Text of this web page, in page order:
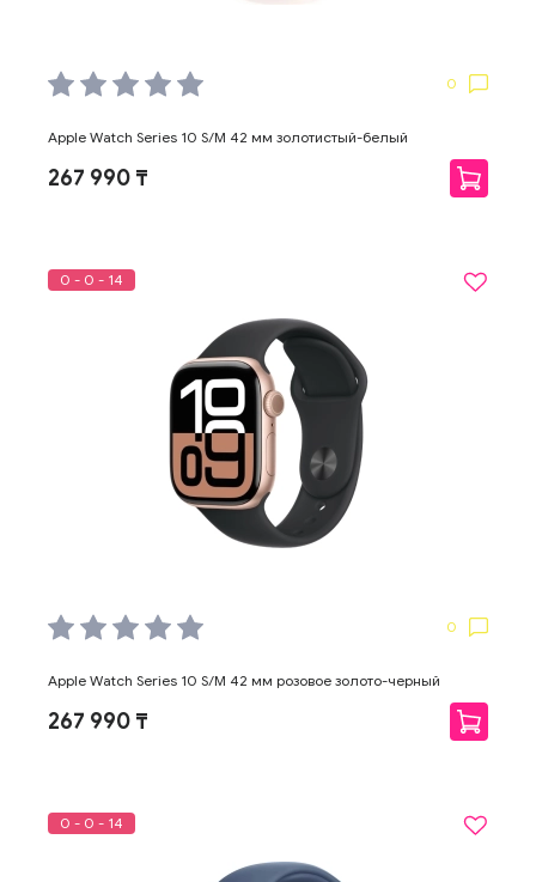
0
Apple Watch Series 10 S/M 42 мм золотистый-белый
267 990 ₸
0 - 0 - 14
0
Apple Watch Series 10 S/M 42 мм розовое золото-черный
267 990 ₸
0 - 0 - 14